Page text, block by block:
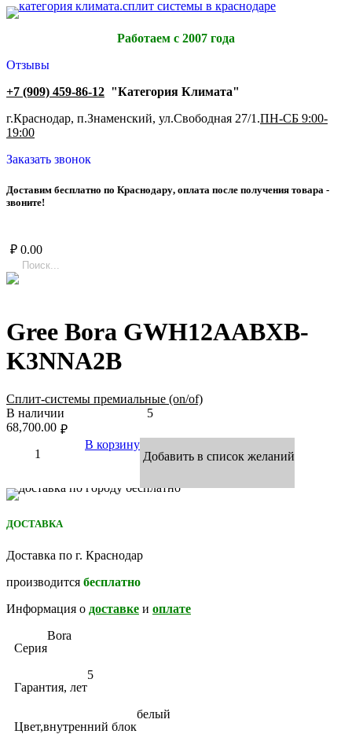
Работаем с 2007 года
Отзывы
+7 (909) 459-86-12 "Категория Климата"
г.Краснодар, п.Знаменский, ул.Свободная 27/1.ПН-СБ 9:00-
19:00
Заказать звонок
Доставим бесплатно по Краснодару, оплата после получения товара -
звоните!
₽ 0.00
Gree Bora GWH12AABXB-
K3NNA2B
Сплит-системы премиальные (on/of)
В наличии
5
₽
68,700.00
В корзину
Добавить в список желаний
ДОСТАВКА
Доставка по г. Краснодар
производится бесплатно
Информация о доставке и оплате
Серия
Bora
Гарантия, лет
5
Цвет,внутренний блок
белый